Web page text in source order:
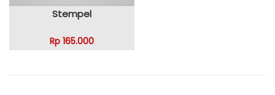
Stempel
Rp 165.000